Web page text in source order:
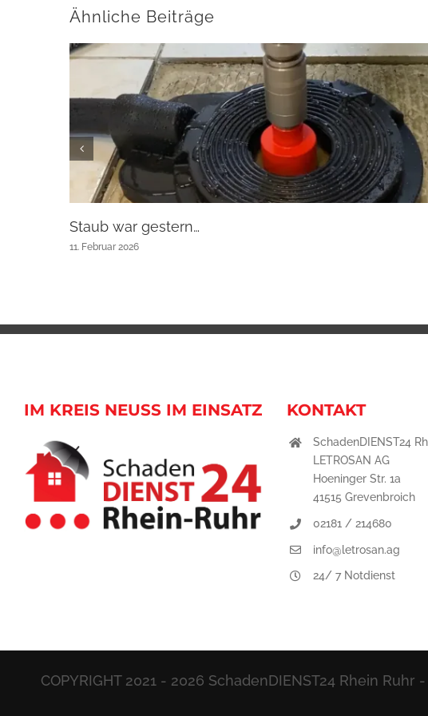
Ähnliche Beiträge
Staub war gestern…
11. Februar 2026
IM KREIS NEUSS IM EINSATZ KONTAKT
SchadenDIENST24
LETROSAN AG
Hoeninger Str. 1a
41515 Grevenbroich
02181 / 214680
info@letrosan.ag
24/ 7 Notdienst
COPYRIGHT 2021 - 2026 SchadenDIENST24 Rhein Ruhr